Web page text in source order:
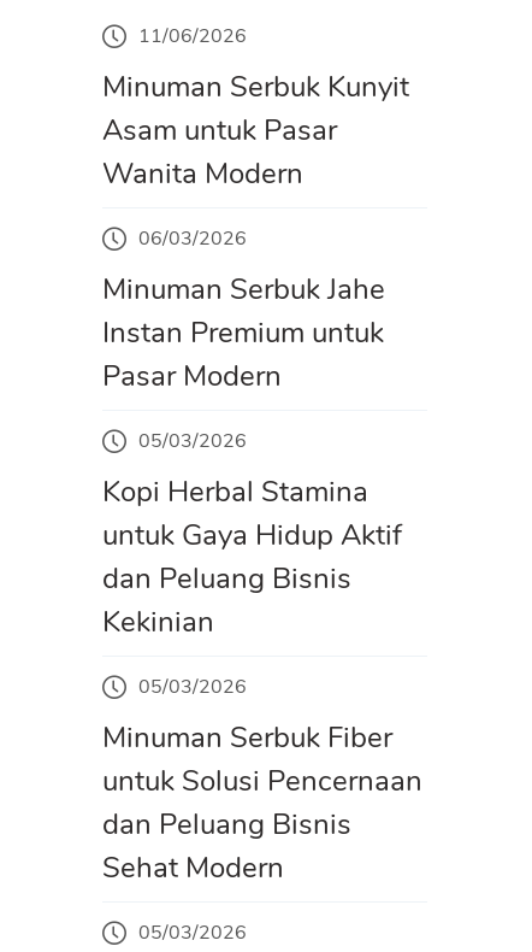
11/06/2026
Minuman Serbuk Kunyit
Asam untuk Pasar
Wanita Modern
06/03/2026
Minuman Serbuk Jahe
Instan Premium untuk
Pasar Modern
05/03/2026
Kopi Herbal Stamina
untuk Gaya Hidup Aktif
dan Peluang Bisnis
Kekinian
05/03/2026
Minuman Serbuk Fiber
untuk Solusi Pencernaan
dan Peluang Bisnis
Sehat Modern
05/03/2026